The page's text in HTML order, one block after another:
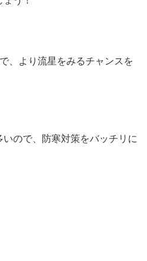
、より流星をみるチャンスを
ので、防寒対策をバッチリに